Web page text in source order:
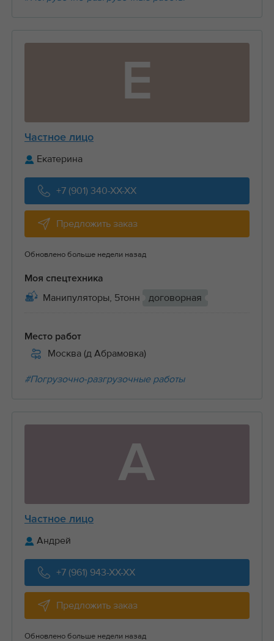
Е
Частное лицо
Екатерина
+7 (901) 340-XX-XX
Предложить заказ
Обновлено больше недели назад
Моя спецтехника
Манипуляторы, 5тонн договорная
Место работ
Москва (д Абрамовка)
#Погрузочно-разгрузочные работы
А
Частное лицо
Андрей
+7 (961) 943-XX-XX
Предложить заказ
Обновлено больше недели назад